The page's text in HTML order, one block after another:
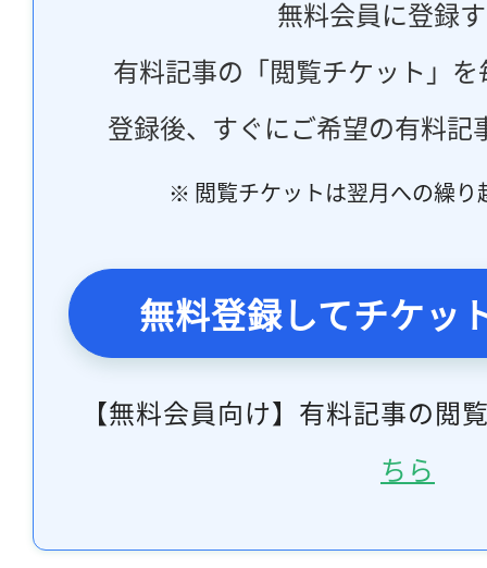
無料会員に登録
有料記事の「閲覧チケット」
登録後、すぐにご希望の有料記
※ 閲覧チケットは翌月への繰り
無料登録してチケッ
【無料会員向け】有料記事の閲
ちら